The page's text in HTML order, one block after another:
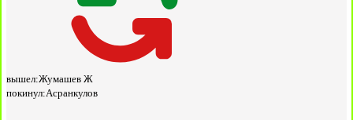
вышел:Жумашев Ж
покинул:Асранкулов